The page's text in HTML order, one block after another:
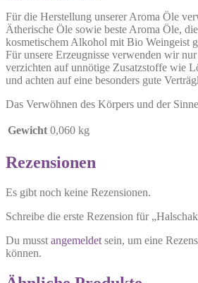
Für die Herstellung unserer Aroma Öle
Ätherische Öle sowie beste Aroma Öle,
kosmetischem Alkohol mit Bio Weingeist
Für unsere Erzeugnisse verwenden wir
verzichten auf unnötige Zusatzstoffe wie
und achten auf eine besonders gute
Das Verwöhnen des Körpers und der
Gewicht 0,060 kg
Rezensionen
Es gibt noch keine Rezensionen.
Schreibe die erste Rezension für
Du musst angemeldet sein, um eine
können.